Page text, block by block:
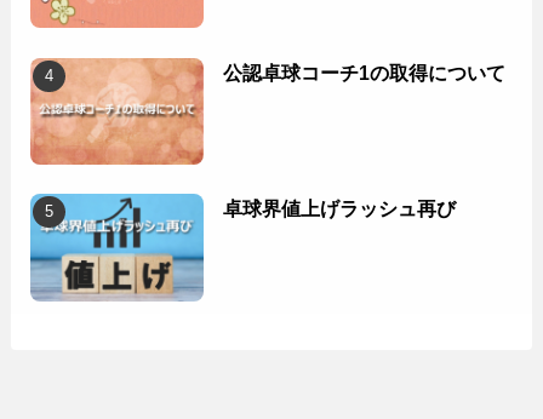
公認卓球コーチ1の取得について
卓球界値上げラッシュ再び